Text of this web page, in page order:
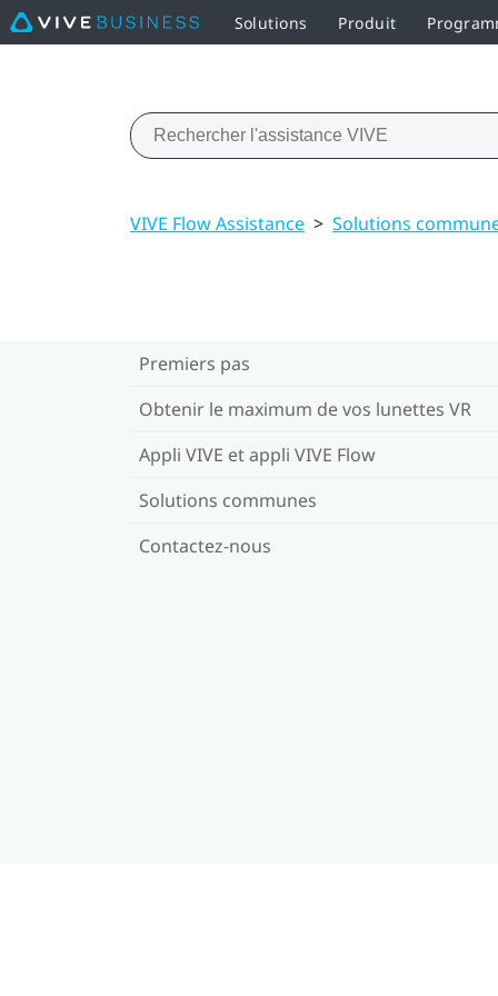
Solutions Produit
VIVE Flow Assistance > Solutions
Premiers pas
Obtenir le maximum de vos lunettes VR
Appli VIVE et appli VIVE Flow
Solutions communes
Contactez-nous